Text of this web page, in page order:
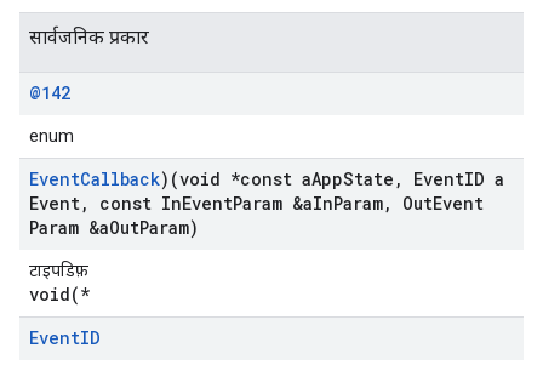
सार्वजनिक प्रकार
@142
enum
EventCallback)(void *const aAppState , EventID a
Event, const InEventParam &aInParam, OutEvent
Param &aOutParam)
टाइपडिफ़
void(*
EventID